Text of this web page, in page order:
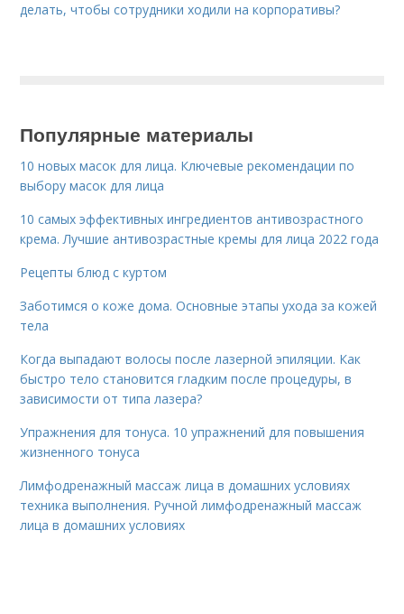
делать, чтобы сотрудники ходили на корпоративы?
Популярные материалы
10 новых масок для лица. Ключевые рекомендации по
выбору масок для лица
10 самых эффективных ингредиентов антивозрастного
крема. Лучшие антивозрастные кремы для лица 2022 года
Рецепты блюд с куртом
Заботимся о коже дома. Основные этапы ухода за кожей
тела
Когда выпадают волосы после лазерной эпиляции. Как
быстро тело становится гладким после процедуры, в
зависимости от типа лазера?
Упражнения для тонуса. 10 упражнений для повышения
жизненного тонуса
Лимфодренажный массаж лица в домашних условиях
техника выполнения. Ручной лимфодренажный массаж
лица в домашних условиях